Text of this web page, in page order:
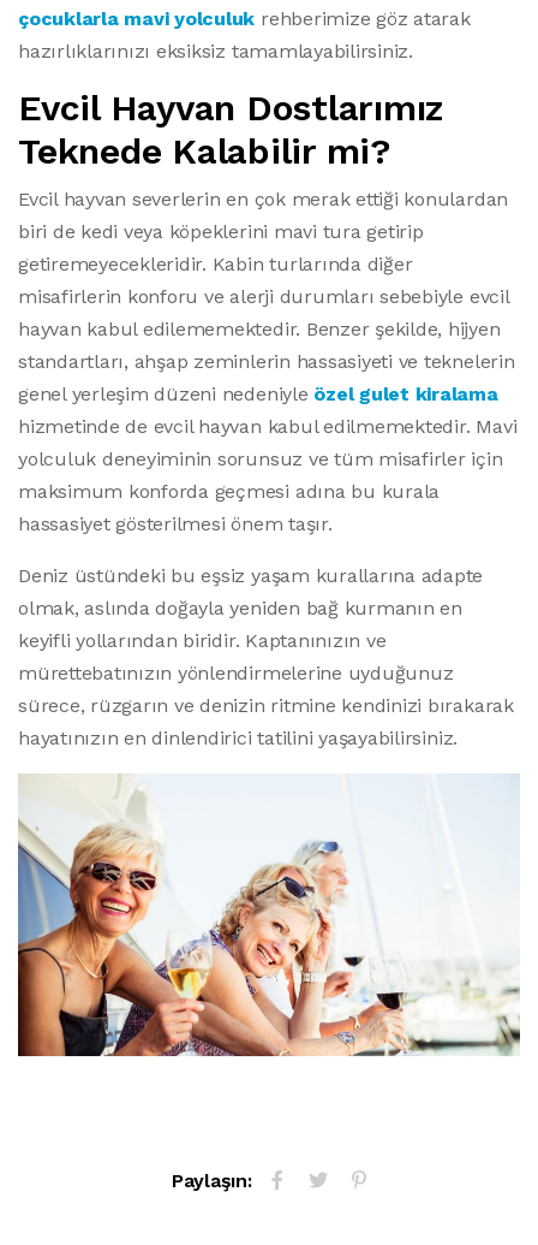
çocuklarla mavi yolculuk rehberimize göz atarak
hazırlıklarınızı eksiksiz tamamlayabilirsiniz.
Evcil Hayvan Dostlarımız
Teknede Kalabilir mi?
Evcil hayvan severlerin en çok merak ettiği konulardan
biri de kedi veya köpeklerini mavi tura getirip
getiremeyecekleridir. Kabin turlarında diğer
misafirlerin konforu ve alerji durumları sebebiyle evcil
hayvan kabul edilememektedir. Benzer şekilde, hijyen
standartları, ahşap zeminlerin hassasiyeti ve teknelerin
genel yerleşim düzeni nedeniyle özel gulet kiralama
hizmetinde de evcil hayvan kabul edilmemektedir. Mavi
yolculuk deneyiminin sorunsuz ve tüm misafirler için
maksimum konforda geçmesi adına bu kurala
hassasiyet gösterilmesi önem taşır.
Deniz üstündeki bu eşsiz yaşam kurallarına adapte
olmak, aslında doğayla yeniden bağ kurmanın en
keyifli yollarından biridir. Kaptanınızın ve
mürettebatınızın yönlendirmelerine uyduğunuz
sürece, rüzgarın ve denizin ritmine kendinizi bırakarak
hayatınızın en dinlendirici tatilini yaşayabilirsiniz.
Paylaşın: